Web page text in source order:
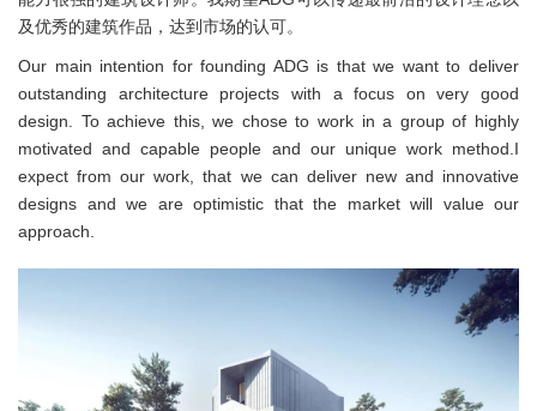
及优秀的建筑作品，达到市场的认可。
Our main intention for founding ADG is that we want to deliver
outstanding architecture projects with a focus on very good
design. To achieve this, we chose to work in a group of highly
motivated and capable people and our unique work method.I
expect from our work, that we can deliver new and innovative
designs and we are optimistic that the market will value our
approach.